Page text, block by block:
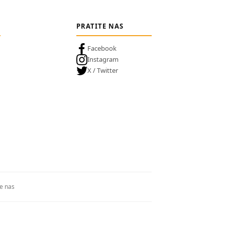
PRATITE NAS
Facebook
Instagram
X / Twitter
nas